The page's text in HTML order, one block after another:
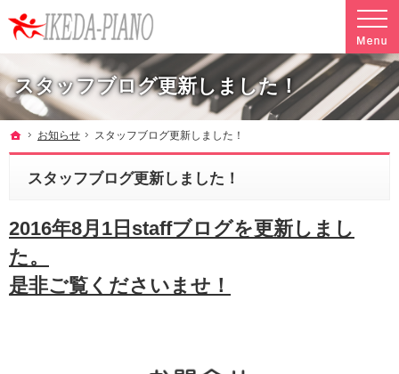
スタッフブログ更新しました！
調律やクリーニングも行っています。ピアノ引越し・運搬・配送なら料金も魅力の当社へ
ホーム
お知らせ スタッフブログ更新しました！
スタッフブログ更新しました！
2016年8月1日staffブログを更新しまし
た。
是非ご覧くださいませ！